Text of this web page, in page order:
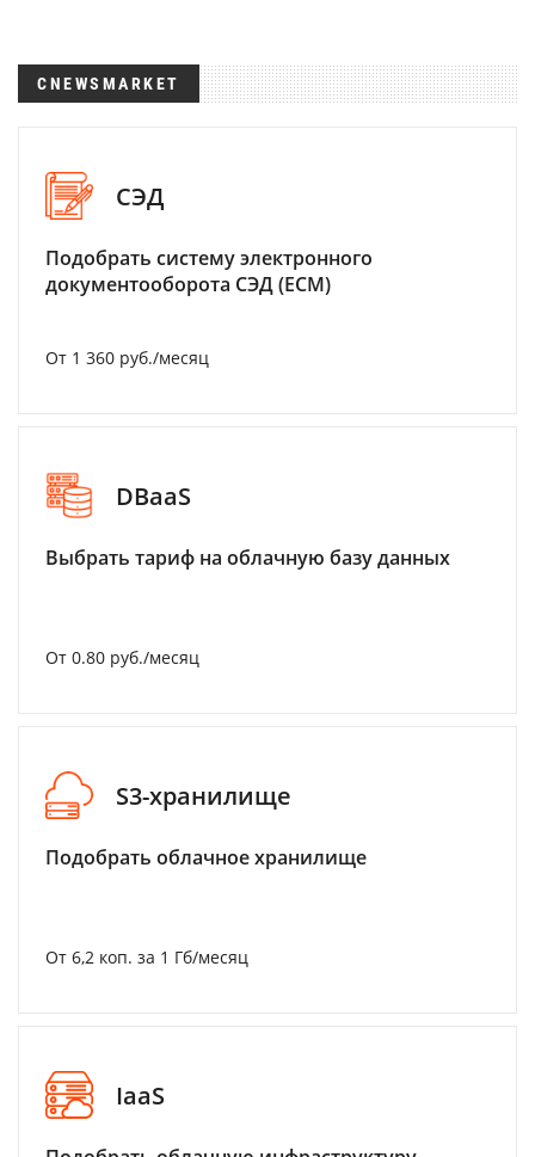
CNEWSMARKET
СЭД
Подобрать систему электронного
документооборота СЭД (ECM)
От 1 360 руб./месяц
DBaaS
Выбрать тариф на облачную базу данных
От 0.80 руб./месяц
S3-хранилище
Подобрать облачное хранилище
От 6,2 коп. за 1 Гб/месяц
IaaS